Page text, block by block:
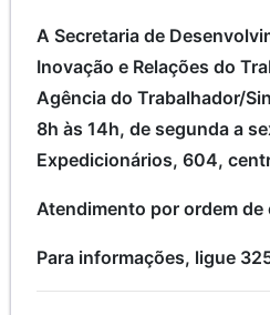
A Secretaria de
Inovação e Relações do
Agência do Trabalhador/
8h às 14h, de segunda a
Expedicionários, 604,
Atendimento por ordem de
Para informações, ligue